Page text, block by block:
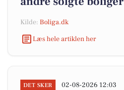
Kilde: Boliga.dk
Læs hele artiklen her
DET SKER 02-08-2026 12:03